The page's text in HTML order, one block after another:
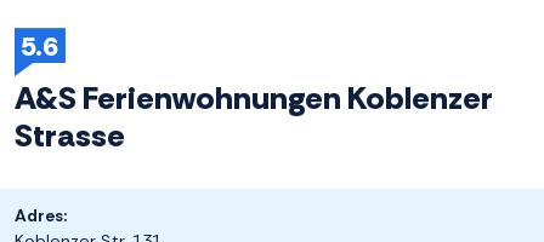
5.6
A&S Ferienwohnungen Koblenzer
Strasse
Adres: